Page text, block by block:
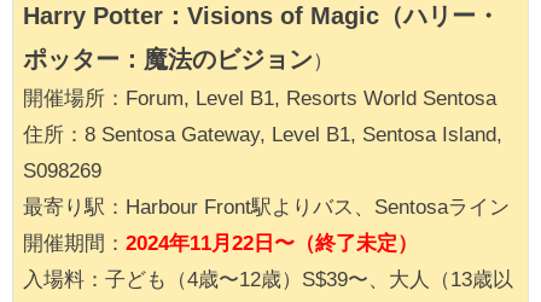
Harry Potter：Visions of Magic（ハリー・
ポッター：魔法のビジョン）
開催場所：Forum, Level B1, Resorts World Sentosa
住所：8 Sentosa Gateway, Level B1, Sentosa Island,
S098269
最寄り駅：Harbour Front駅よりバス、Sentosaライン
開催期間： 2024年11月22日〜（終了未定）
入場料：子ども（4歳〜12歳）S$39〜、大人（13歳以